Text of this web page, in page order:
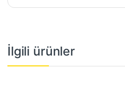
İlgili ürünler